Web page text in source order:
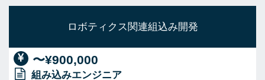
ロボティクス関連組込み開発
〜¥900,000
組み込みエンジニア